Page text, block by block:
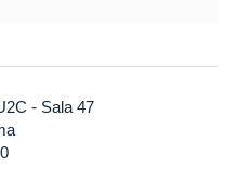
- Sala 47